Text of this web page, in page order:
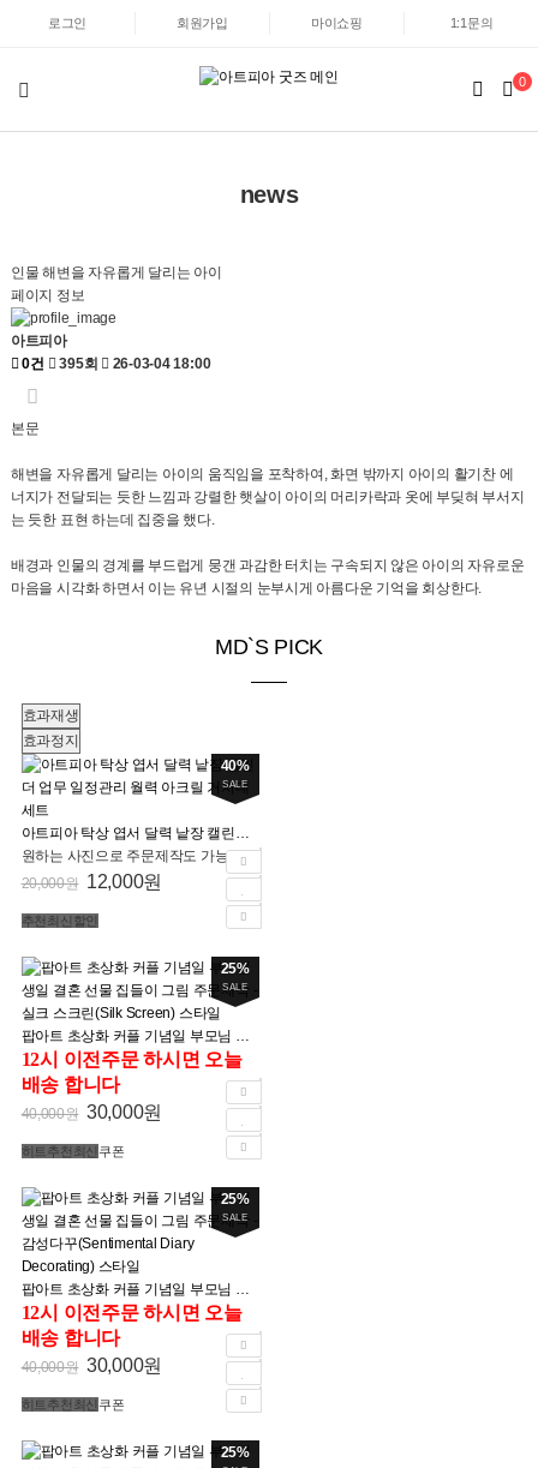
로그인 회원가입 마이쇼핑 1:1문의
0
news
인물 해변을 자유롭게 달리는 아이
페이지 정보
아트피아
0건
395회 26-03-04 18:00
본문
해변을 자유롭게 달리는 아이의 움직임을 포착하여, 화면 밖까지 아이의 활기찬 에
너지가 전달되는 듯한 느낌과 강렬한 햇살이 아이의 머리카락과 옷에 부딪혀 부서지
는 듯한 표현 하는데 집중을 했다.
배경과 인물의 경계를 부드럽게 뭉갠 과감한 터치는 구속되지 않은 아이의 자유로운
마음을 시각화 하면서 이는 유년 시절의 눈부시게 아름다운 기억을 회상한다.
MD`S PICK
효과재생
효과정지
40%
SALE
아트피아 탁상 엽서 달력 낱장 캘린더 업무 일정관리 월력 아크릴 거치대 세트
원하는 사진으로 주문제작도 가능
20,000원 12,000원
추천 최신 할인
25%
SALE
팝아트 초상화 커플 기념일 부모님 생일 결혼 선물 집들이 그림 주문제작 - 실크 스크린(Silk Screen) 스타일
12시 이전주문 하시면 오늘
배송 합니다
40,000원 30,000원
히트 추천 최신쿠폰
25%
SALE
팝아트 초상화 커플 기념일 부모님 생일 결혼 선물 집들이 그림 주문제작 - 감성다꾸(Sentimental Diary Decorating) 스타일
12시 이전주문 하시면 오늘
배송 합니다
40,000원 30,000원
히트 추천 최신쿠폰
25%